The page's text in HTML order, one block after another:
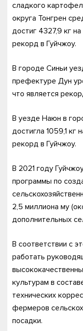
сладкого
округа Тонгрен
достиг 4327,9 кг
рекорд в Гуйчжоу.
В городе Синьи
префектуре Дун
что является
В уезде Наюн в
достигла 1059,1 кг
рекорд в Гуйчжоу.
В 2021 году
программы по
2,5 миллиона му
дополнительных
В соответствии с
работать
культурам в
технических
фермеров
посадки.